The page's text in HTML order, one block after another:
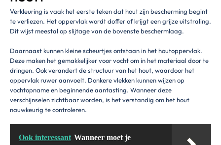
Verkleuring is vaak het eerste teken dat hout zijn bescherming begint
te verliezen. Het oppervlak wordt doffer of krijgt een grijze uitstraling.
Dit wijst meestal op slijtage van de bovenste beschermlaag.
Daarnaast kunnen kleine scheurtjes ontstaan in het houtoppervlak.
Deze maken het gemakkelijker voor vocht om in het materiaal door te
dringen. Ook verandert de structuur van het hout, waardoor het
oppervlak ruwer aanvoelt. Donkere vlekken kunnen wijzen op
vochtopname en beginnende aantasting. Wanneer deze
verschijnselen zichtbaar worden, is het verstandig om het hout
nauwkeurig te controleren.
Ook interessant Wanneer moet je